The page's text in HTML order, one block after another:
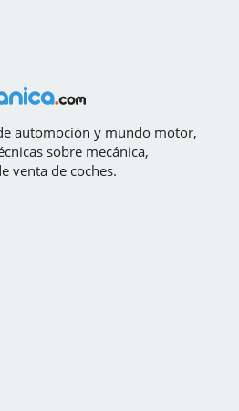
automoción y mundo motor,
sobre mecánica,
venta de coches.